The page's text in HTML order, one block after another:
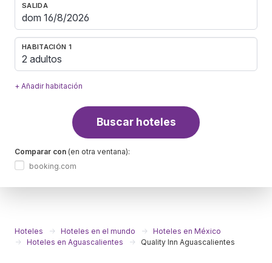
SALIDA
HABITACIÓN 1
2 adultos
+ Añadir habitación
Buscar hoteles
Comparar con (en otra ventana):
booking.com
Hoteles Hoteles en el mundo
Hoteles en México
Hoteles en Aguascalientes
Quality Inn Aguascalientes